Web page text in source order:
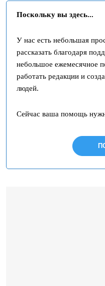
Поскольку вы здесь...
У нас есть небольшая
рассказать благодаря
небольшое ежемесячное
работать редакции и
людей.
Сейчас ваша помощь